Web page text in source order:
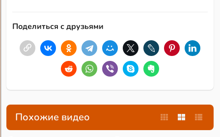
Поделиться с друзьями
Похожие видео